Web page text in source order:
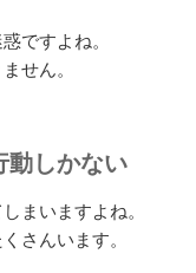
ですよね。
せん。
動しかない
まいますよね。
さんいます。